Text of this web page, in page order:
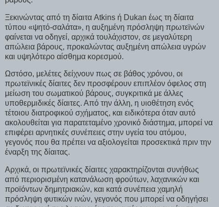
Ξεκινώντας από τη δίαιτα Atkins ή Dukan έως τη δίαιτα
τύπου «ψητό-σαλάτα», η αυξημένη πρόσληψη πρωτεϊνών
φαίνεται να οδηγεί, αρχικά τουλάχιστον, σε μεγαλύτερη
απώλεια βάρους, προκαλώντας αυξημένη απώλεια υγρών
και υψηλότερο αίσθημα κορεσμού.
Ωστόσο, μελέτες δείχνουν πως σε βάθος χρόνου, οι
πρωτεϊνικές δίαιτες δεν προσφέρουν επιπλέον όφελος στη
μείωση του σωματικού βάρους, συγκριτικά με άλλες
υποθερμιδικές δίαιτες. Από την άλλη, η υιοθέτηση ενός
τέτοιου διατροφικού σχήματος, και ειδικότερα όταν αυτό
ακολουθείται για παρατεταμένο χρονικό διάστημα, μπορεί να
επιφέρει αρνητικές συνέπειες στην υγεία του ατόμου,
γεγονός που θα πρέπει να αξιολογείται προσεκτικά πριν την
έναρξη της δίαιτας.
Αρχικά, οι πρωτεϊνικές δίαιτες χαρακτηρίζονται συνήθως
από περιορισμένη κατανάλωση φρούτων, λαχανικών και
προϊόντων δημητριακών, και κατά συνέπεια χαμηλή
πρόσληψη φυτικών ινών, γεγονός που μπορεί να οδηγήσει